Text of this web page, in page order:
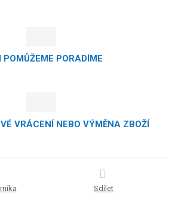
POMŮŽEME PORADÍME
VRÁCENÍ NEBO VÝMĚNA ZBOŽÍ
Sdílet